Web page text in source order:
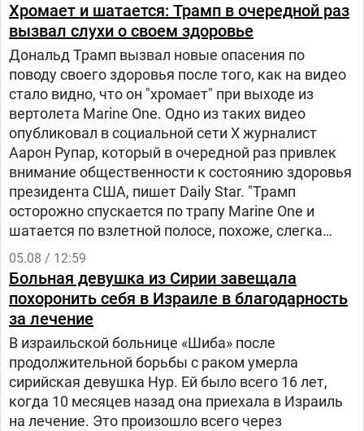
Хромает и шатается: Трамп в очередной раз
вызвал слухи о своем здоровье
Дональд Трамп вызвал новые опасения по
поводу своего здоровья после того, как на видео
стало видно, что он "хромает" при выходе из
вертолета Marine One. Одно из таких видео
опубликовал в социальной сети Х журналист
Аарон Рупар, который в очередной раз привлек
внимание общественности к состоянию здоровья
президента США, пишет Daily Star. "Трамп
осторожно спускается по трапу Marine One и
шатается по взлетной полосе, похоже, слегка
прихрамывая", — написал журналист.
05.08 / 12:59
Больная девушка из Сирии завещала
похоронить себя в Израиле в благодарность
за лечение
В израильской больнице «Шиба» после
продолжительной борьбы с раком умерла
сирийская девушка Нур. Ей было всего 16 лет,
когда 10 месяцев назад она приехала в Израиль
на лечение. Это произошло всего через